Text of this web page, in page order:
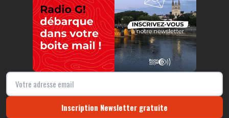
Inscription Newsletter gratuite